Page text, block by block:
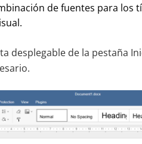
de fuentes para los
desplegable de la pestaña